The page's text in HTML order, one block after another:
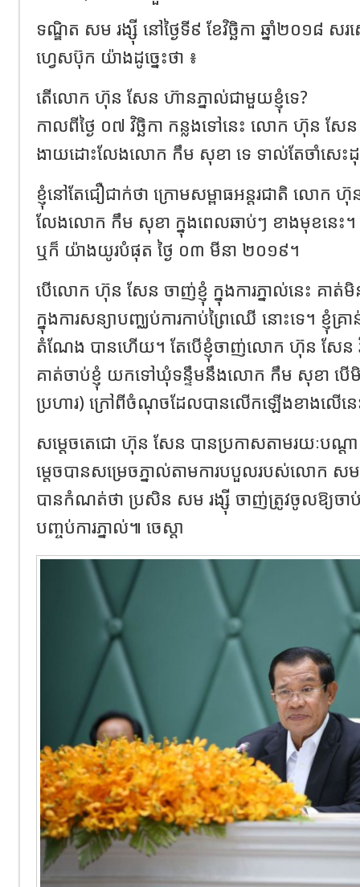
ទណ្ឌិត​ សម​ រង្ស៊ី​ នៅ​ថ្ងៃទី​៩​ ខែ​វិច្ឆិកា​ ឆ្នាំ​២០១៨​ ស
ហ្វេសប៊ុក​ យ៉ាង​ដូច្នេះ​ថា​ ៖
តើលោក ហ៊ុន សែន ហ៊ានភ្នាល់ជាមួយខ្ញុំទេ?
កាលពីថ្ងៃ ០៧ វិច្ឆិកា កន្លងទៅនេះ លោក ហ៊ុន សែ
ងាយដោះលែងលោក កឹម សុខា ទេ ទាល់តែចាំសេះដុ
ខ្ញុំនៅតែជឿជាក់ថា ក្រោមសម្ពាធអន្តរជាតិ លោក ហ៊ុ
លែងលោក កឹម សុខា ក្នុងពេលឆាប់ៗ ខាងមុខនេះ។
ឬក៏ យ៉ាងយូរបំផុត ថ្ងៃ ០៣ មីនា ២០១៩។
បើលោក ហ៊ុន សែន ចាញ់ខ្ញុំ ក្នុងការភ្នាល់នេះ គាត់
ក្នុងការសន្យាបញ្ឈប់ការកាប់ព្រៃឈើ នោះទេ។ ខ្ញុំគ្
តំណែង បានហើយ។ តែបើខ្ញុំចាញ់លោក ហ៊ុន សែន
គាត់ចាប់ខ្ញុំ យកទៅឃុំទន្ទឹមនឹងលោក កឹម សុខា បើមិន
ប្រហារ) ក្រៅពីចំណុចដែលបានលើកឡើងខាងលើនេ
សម្តេចតេជោ ហ៊ុន សែន បានប្រកាសតាមរយៈប
ម្តេចបានសម្រេចភ្នាល់តាមការបបួលរបស់លោក ស
បានកំណត់ថា ប្រសិន សម រង្ស៊ី ចាញ់ត្រូវចូលឱ្យចាប់ខ្
បញ្ចប់ការភ្នាល់៕ ចេស្តា